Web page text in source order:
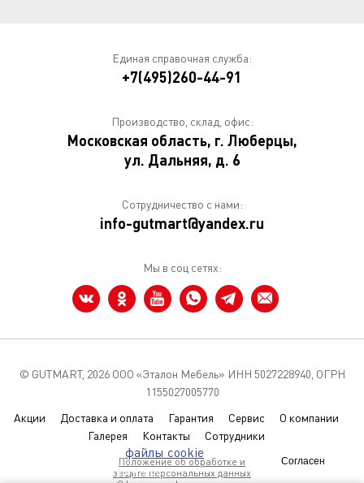
файлы cookie
улучшить сайт для вас
Согласен
Единая справочная служба:
+7(495)260-44-91
Производство, склад, офис:
Московская область, г. Люберцы,
ул. Дальняя, д. 6
Сотрудничество с нами:
info-gutmart@yandex.ru
Мы в соц сетях:
© GUTMART, 2026 ООО «Эталон Мебель» ИНН 5027228940, ОГРН
1155027005770
Акции
Доставка и оплата Гарантия Сервис
О компании
Галерея
Контакты Сотрудники
Положение об обработке и
защите персональных данных